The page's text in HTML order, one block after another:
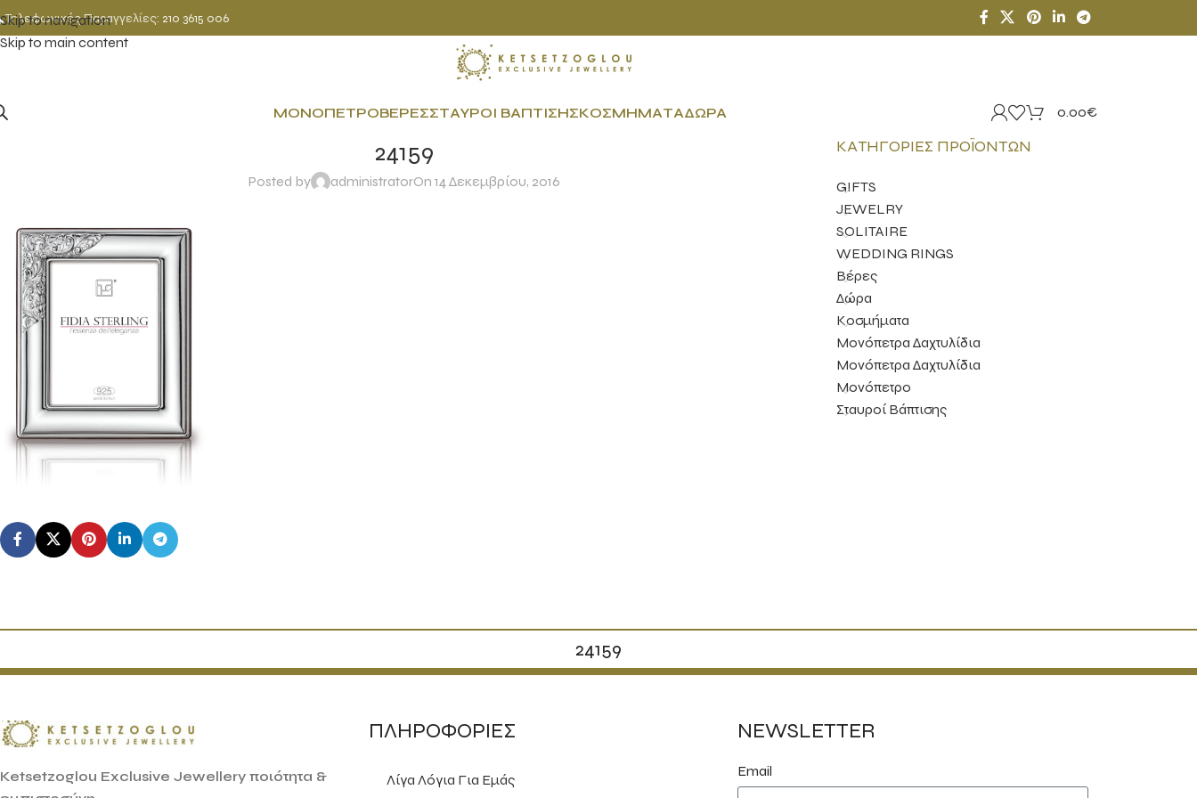
Skip to navigation
Skip to main content
Τηλεφωνικές Παραγγελίες: 210 3615 006
ΜΟΝΌΠΕΤΡΟΒΈΡΕΣΣΤΑΥΡΟΊ ΒΆΠΤΙΣΗΣΚΟΣΜΉΜΑΤΑΔΏΡΑ 0.00€
24159
Posted by administratorOn 14 Δεκεμβρίου, 2016
ΚΑΤΗΓΟΡΊΕΣ ΠΡΟΪΌΝΤΩΝ
GIFTS
JEWELRY
SOLITAIRE
WEDDING RINGS
Βέρες
Δώρα
Κοσμήματα
Μονόπετρα Δαχτυλίδια
Μονόπετρα Δαχτυλίδια
Μονόπετρο
Σταυροί Βάπτισης
24159
Ketsetzoglou Exclusive Jewellery ποιότητα &
ΠΛΗΡΟΦΟΡΙΕΣ
Λίγα Λόγια Για Εμάς
NEWSLETTER
Email